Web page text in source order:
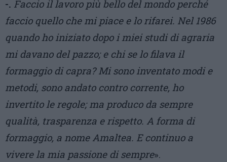
-. Faccio il lavoro più bello del mondo perché
faccio quello che mi piace e lo rifarei. Nel 1986
quando ho iniziato dopo i miei studi di agraria
mi davano del pazzo; e chi se lo filava il
formaggio di capra? Mi sono inventato modi e
metodi, sono andato contro corrente, ho
invertito le regole; ma produco da sempre
qualità, trasparenza e rispetto. A forma di
formaggio, a nome Amaltea. E continuo a
vivere la mia passione di sempre».